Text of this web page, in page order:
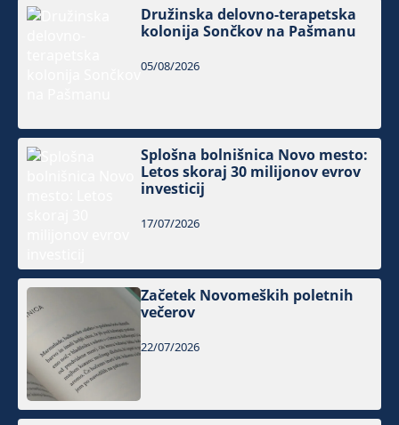
Družinska delovno-terapetska
kolonija Sončkov na Pašmanu
05/08/2026
Splošna bolnišnica Novo mesto:
Letos skoraj 30 milijonov evrov
investicij
17/07/2026
Začetek Novomeških poletnih
večerov
22/07/2026